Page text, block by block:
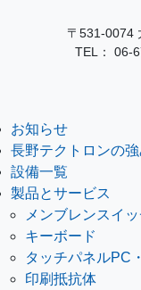
〒531-0074
TEL： 06-
お知らせ
長野テクトロンの強
設備一覧
製品とサービス
メンブレンスイ
キーボード
タッチパネルPC
印刷抵抗体